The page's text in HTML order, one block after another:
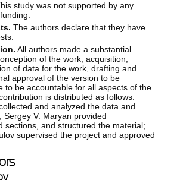
study was not supported by any
The authors declare that they have
All authors made a substantial
of the work, acquisition,
of data for the work, drafting and
approval of the version to be
to be accountable for all aspects of the
is distributed as follows:
and analyzed the data and
Sergey V. Maryan provided
sections, and structured the material;
supervised the project and approved